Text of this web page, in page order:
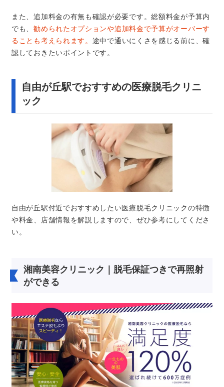
また、追加料金の有無も確認が必要です。総額料金が予算内
でも、勧められたオプションや追加料金で予算がオーバーす
ることも考えられます。 途中で通いにくさを感じる前に、確
認しておきたいポイントです。
自由が丘駅でおすすめの医療脱毛クリニ
ック
自由が丘駅付近でおすすめしたい医療脱毛クリニックの特徴
や料金、店舗情報を解説しますので、ぜひ参考にしてくださ
い。
湘南美容クリニック｜脱毛保証つきで再照射
ができる